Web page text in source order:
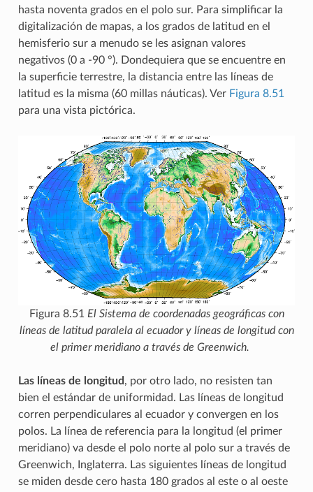
hasta noventa grados en el polo sur. Para simplificar la
digitalización de mapas, a los grados de latitud en el
hemisferio sur a menudo se les asignan valores
negativos (0 a -90 °). Dondequiera que se encuentre en
la superficie terrestre, la distancia entre las líneas de
latitud es la misma (60 millas náuticas). Ver Figura 8.51
para una vista pictórica.
Figura 8.51 El Sistema de coordenadas geográficas con
líneas de latitud paralela al ecuador y líneas de longitud con
el primer meridiano a través de Greenwich.
Las líneas de longitud , por otro lado, no resisten tan
bien el estándar de uniformidad. Las líneas de longitud
corren perpendiculares al ecuador y convergen en los
polos. La línea de referencia para la longitud (el primer
meridiano) va desde el polo norte al polo sur a través de
Greenwich, Inglaterra. Las siguientes líneas de longitud
se miden desde cero hasta 180 grados al este o al oeste